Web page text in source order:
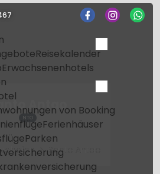
Reisekalender
Erwachsenenhotels
von Booking
Ferienhäuser
Parken
Antao
NTO
Santo Antao